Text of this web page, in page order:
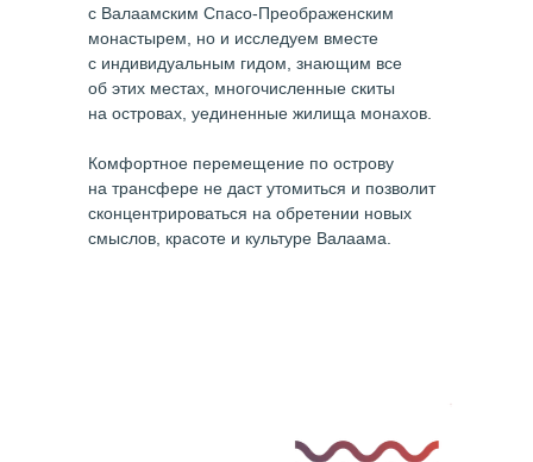
с Валаамским Спасо-Преображенским
монастырем, но и исследуем вместе
с индивидуальным гидом, знающим все
об этих местах, многочисленные скиты
на островах, уединенные жилища монахов.
Комфортное перемещение по острову
на трансфере не даст утомиться и позволит
сконцентрироваться на обретении новых
смыслов, красоте и культуре Валаама.